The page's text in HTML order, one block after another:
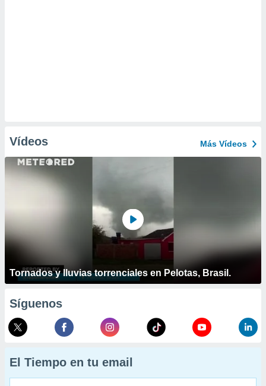
Vídeos Más Vídeos
Tornados y lluvias torrenciales en Pelotas, Brasil.
Síguenos
El Tiempo en tu email